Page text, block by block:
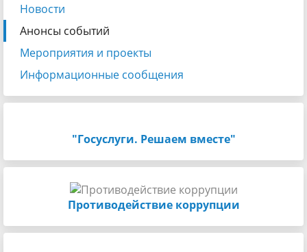
Новости
Анонсы событий
Мероприятия и проекты
Информационные сообщения
"Госуслуги. Решаем вместе"
Противодействие коррупции